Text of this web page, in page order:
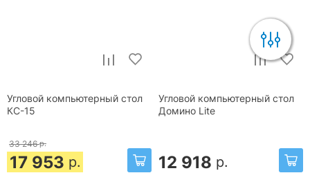
Угловой компьютерный стол
КС-15
33 246 р.
17 953 р.
Угловой компьютерный стол
Домино Lite
12 918 р.